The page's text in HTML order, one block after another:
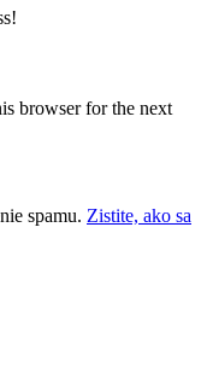
browser for the next
spamu. Zistite, ako sa